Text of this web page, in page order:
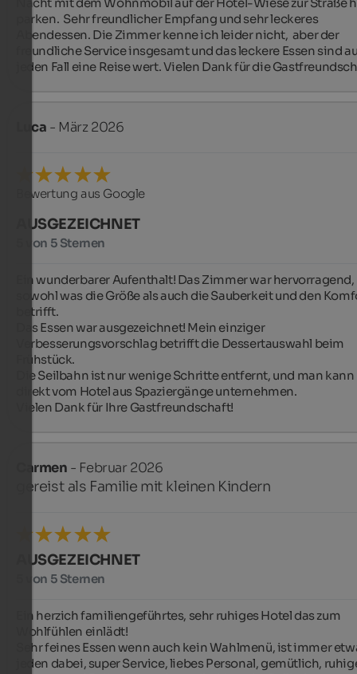
Nacht mit dem Wohnmobil auf der Hotel-Wiese zur Straße
parken.  Sehr freundlicher Empfang und sehr leckeres
Abendessen. Die Zimmer kenne ich leider nicht,  aber der
freundliche Service insgesamt und das leckere Essen sind
jeden Fall eine Reise wert. Vielen Dank für die
Luca - März 2026
Bewertung aus Google
AUSGEZEICHNET
5 von 5 Sternen
Ein wunderbarer Aufenthalt! Das Zimmer war hervorragend,
sowohl was die Größe als auch die Sauberkeit und den
betrifft.
Das Essen war ausgezeichnet! Mein einziger
Verbesserungsvorschlag betrifft die Dessertauswahl beim
Frühstück.
Die Seilbahn ist nur wenige Schritte entfernt, und man kann
direkt vom Hotel aus Spaziergänge unternehmen.
Vielen Dank für Ihre Gastfreundschaft!
Carmen - Februar 2026
gereist als Familie mit kleinen Kindern
AUSGEZEICHNET
5 von 5 Sternen
Ein herzich familiengeführtes, sehr ruhiges Hotel das zum
Wohlfühlen einlädt!
Sehr feines Essen wenn auch kein Wahlmenü, ist immer
jeden dabei, super Service, liebes Personal, gemütlich,